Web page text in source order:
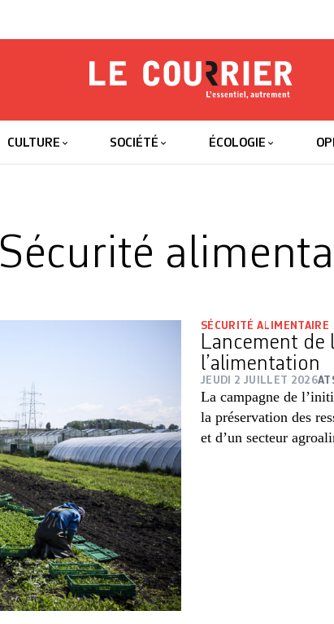
Le Courrier
CULTURE SOCIÉTÉ ÉCOLOGIE
Sécurité
SÉCURITÉ ALIMENTAIRE
Lancement de
l’alimentation
JEUDI 2 JUILLET 2026
La campagne de
la préservation des
et d’un secteur